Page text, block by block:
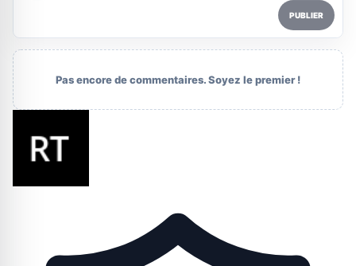
PUBLIER
Pas encore de commentaires. Soyez le premier !